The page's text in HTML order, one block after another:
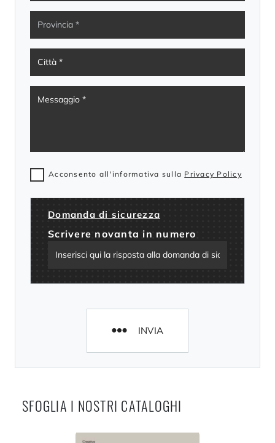
Acconsento all'informativa sulla Privacy Policy
Domanda di sicurezza
Scrivere novanta in numero
INVIA
SFOGLIA I NOSTRI CATALOGHI